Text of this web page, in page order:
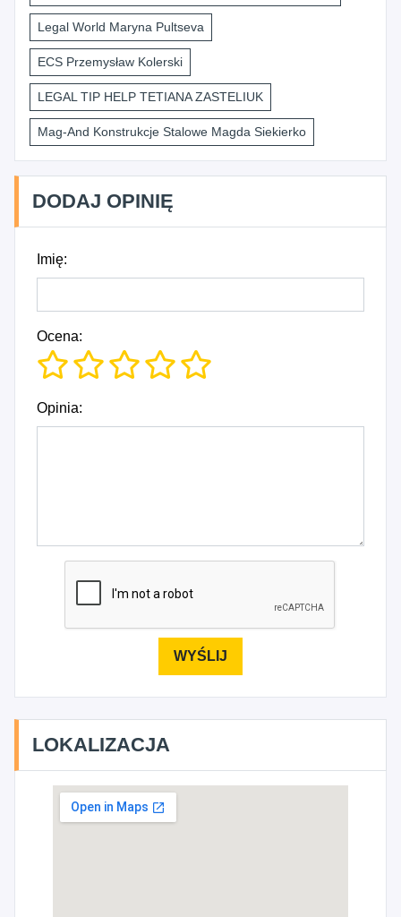
Legal World Maryna Pultseva
ECS Przemysław Kolerski
LEGAL TIP HELP TETIANA ZASTELIUK
Mag-And Konstrukcje Stalowe Magda Siekierko
DODAJ OPINIĘ
Imię:
Ocena:
Opinia:
LOKALIZACJA